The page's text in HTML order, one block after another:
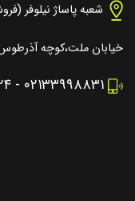
شعبه پاساژ نیلوفر
خیابان ملت،کوچه
۰۲۱۳۳۹۹۸۸۳۱ -